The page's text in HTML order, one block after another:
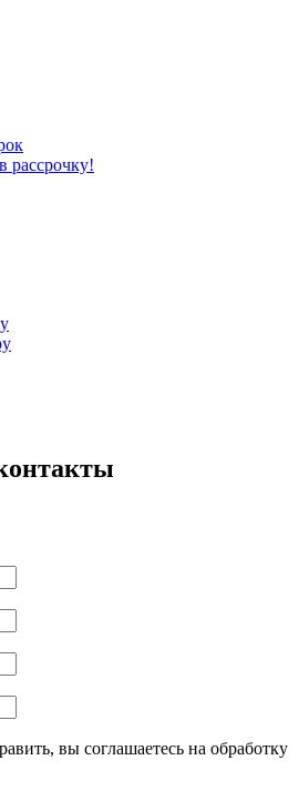
рассрочку!
вы соглашаетесь на обработку